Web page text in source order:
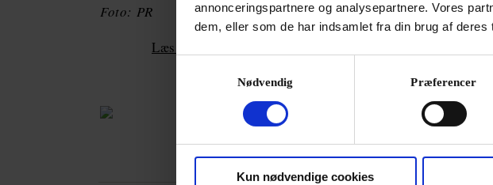
annonceringspartnere og analysepartnere. Vores
dem, eller som de har indsamlet fra din brug af deres
Nødvendig Præferencer
Kun nødvendige cookies
Foto: PR
Læs også: Simon rattle: »Brexit er en handling af